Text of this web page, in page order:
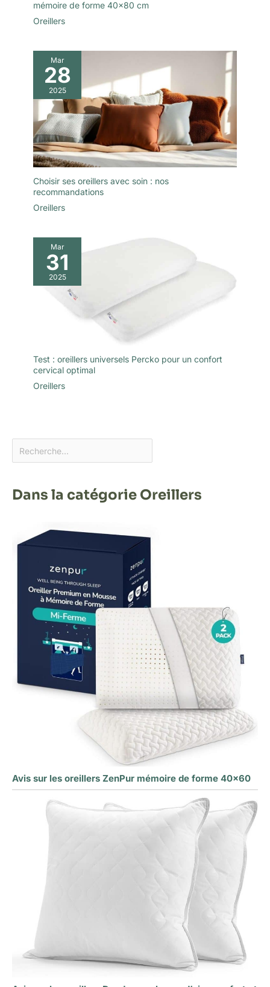
mémoire de forme 40×80 cm
Oreillers
Mar
28
2025
Choisir ses oreillers avec soin : nos
recommandations
Oreillers
Mar
31
2025
Test : oreillers universels Percko pour un confort
cervical optimal
Oreillers
Dans la catégorie Oreillers
Avis sur les oreillers ZenPur mémoire de forme 40×60